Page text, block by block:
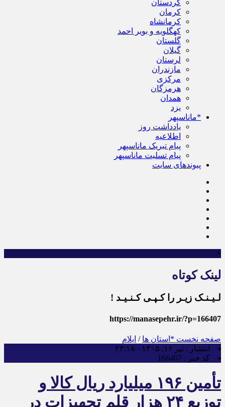
کردستان
کرمان
کرمانشاه
کهگلویه و بویر احمد
گلستان
گیلان
لرستان
مازندران
مرکزی
هرمزگان
همدان
یزد
*ماناسپهر
یادداشت روز
اطلاعیه
پیام تبریک ماناسپهر
پیام تسلیت ماناسپهر
پیوندهای سایت
×
لینک کوتاه
لـیـنـک زیـر را کـپـی کـنـیـد !
https://manasepehr.ir/?p=166407
صفحه نخست *استان ها / ایلام
انتشار : تیر ۱۶, ۱۴۰۵ - ۲۳:۱۸
کد خبر : 166407
تأمین ۱۹۶ میلیارد ریال کالا و
توزیع ۲۴ هزار قلم تجهیزات در